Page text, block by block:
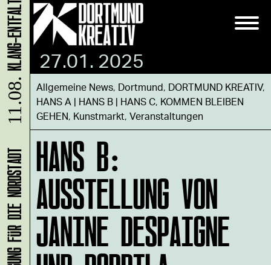
27.01. 2025
Allgemeine News, Dortmund, DORTMUND KREATIV,
HANS A | HANS B | HANS C, KOMMEN BLEIBEN
GEHEN, Kunstmarkt, Veranstaltungen
HANS B:
AUSSTELLUNG VON
JANINE DESPAIGNE
11.08.